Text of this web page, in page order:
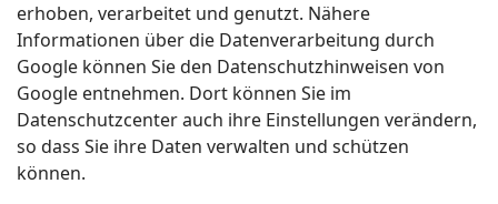
erhoben, verarbeitet und genutzt. Nähere
Informationen über die Datenverarbeitung durch
Google können Sie den Datenschutzhinweisen von
Google entnehmen. Dort können Sie im
Datenschutzcenter auch ihre Einstellungen verändern,
so dass Sie ihre Daten verwalten und schützen
können.